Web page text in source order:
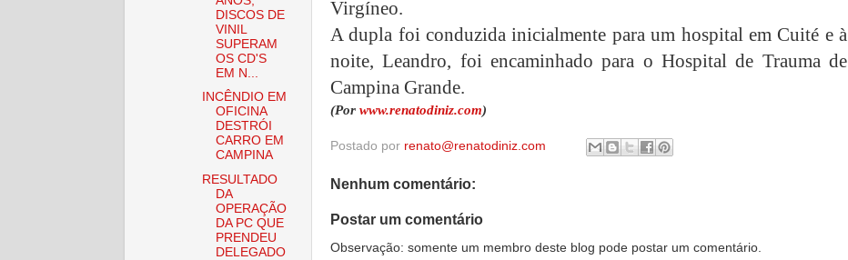
Virgíneo.
A dupla foi conduzida inicialmente para um hospital em Cuité e à
noite, Leandro, foi encaminhado para o Hospital de Trauma de
Campina Grande.
(Por www.renatodiniz.com)
Postado por renato@renatodiniz.com
Nenhum comentário:
Postar um comentário
Observação: somente um membro deste blog pode postar um comentário.
DISCOS DE
VINIL
SUPERAM
OS CD'S
EM N...
INCÊNDIO EM
OFICINA
DESTRÓI
CARRO EM
CAMPINA
RESULTADO
DA
OPERAÇÃO
DA PC QUE
PRENDEU
DELEGADO